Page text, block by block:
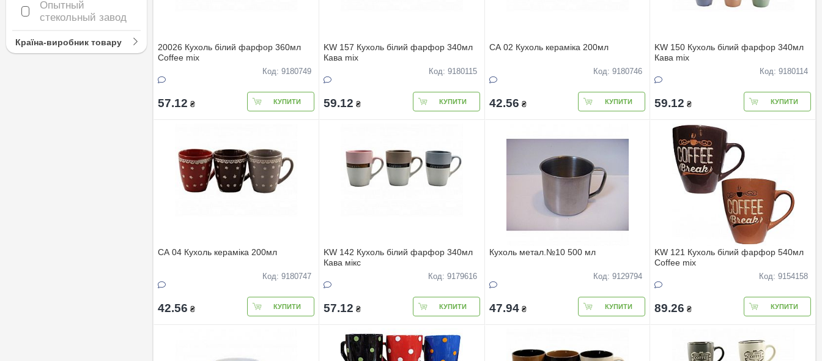
Опытный
стекольный завод
Опытный стекольный
завод
Країна-виробник товару
20026 Кухоль білий фарфор 360мл
Coffee mix
Код: 9180749
57.12 ₴ КУПИТИ
KW 157 Кухоль білий фарфор 340мл
Кава mix
Код: 9180115
59.12 ₴ КУПИТИ
CA 02 Кухоль кераміка 200мл
Код: 9180746
42.56 ₴ КУПИТИ
KW 150 Кухоль білий фарфор 340мл
Кава mix
Код: 9180114
59.12 ₴ КУПИТИ
CA 04 Кухоль кераміка 200мл
Код: 9180747
42.56 ₴ КУПИТИ
KW 142 Кухоль білий фарфор 340мл
Кава мiкс
Код: 9179616
57.12 ₴ КУПИТИ
Кухоль метал.№10 500 мл
Код: 9129794
47.94 ₴ КУПИТИ
KW 121 Кухоль білий фарфор 540мл
Coffee mix
Код: 9154158
89.26 ₴ КУПИТИ